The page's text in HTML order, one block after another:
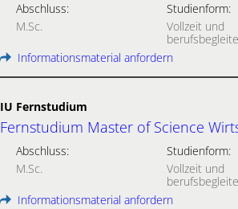
Abschluss:
M.Sc.
Studienform:
Vollzeit und
Informationsmaterial anfordern
IU Fernstudium
Fernstudium Master of Science
Abschluss:
M.Sc.
Studienform:
Vollzeit und
Informationsmaterial anfordern